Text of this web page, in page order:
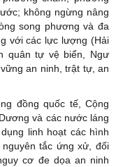
không ngừng nâng
song phương và đa
với các lực lượng (Hải
quân tự vệ biển, Ngư
an ninh, trật tự, an
đồng quốc tế, Cộng
và các nước láng
linh hoạt các hình
tắc ứng xử, đối
cơ đe dọa an ninh